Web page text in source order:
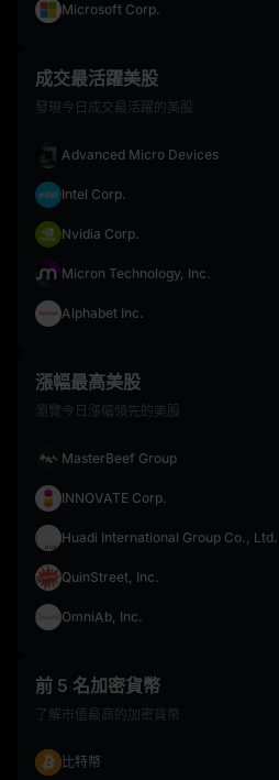
Microsoft Corp.
成交最活躍美股
發現今日成交最活躍的美股
Advanced Micro Devices
Intel Corp.
Nvidia Corp.
Micron Technology, Inc.
Alphabet Inc.
漲幅最高美股
瀏覽今日漲幅領先的美股
MasterBeef Group
INNOVATE Corp.
Huadi International Group Co., Ltd.
QuinStreet, Inc.
OmniAb, Inc.
前 5 名加密貨幣
了解市值最高的加密貨幣
比特幣